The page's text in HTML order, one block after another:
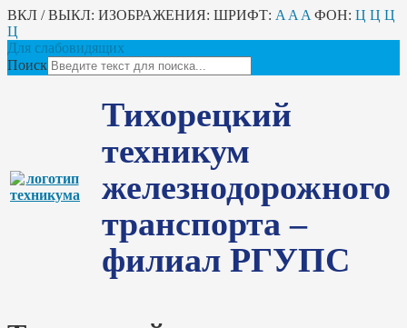
ВКЛ / ВЫКЛ: ИЗОБРАЖЕНИЯ: ШРИФТ: A A A ФОН: Ц Ц Ц
Ц
Для слабовидящих
Поиск
Тихорецкий
техникум
железнодорожного
транспорта –
филиал РГУПС